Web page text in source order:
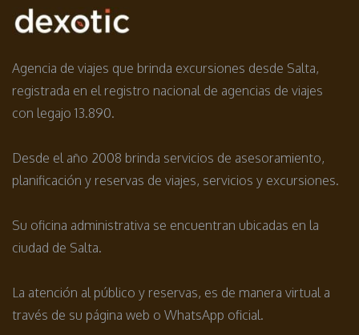
Agencia de viajes que brinda excursiones desde Salta,
registrada en el registro nacional de agencias de viajes
con legajo 13.890.
Desde el año 2008 brinda servicios de asesoramiento,
planificación y reservas de viajes, servicios y excursiones.
Su oficina administrativa se encuentran ubicadas en la
ciudad de Salta.
La atención al público y reservas, es de manera virtual a
través de su página web o WhatsApp oficial.